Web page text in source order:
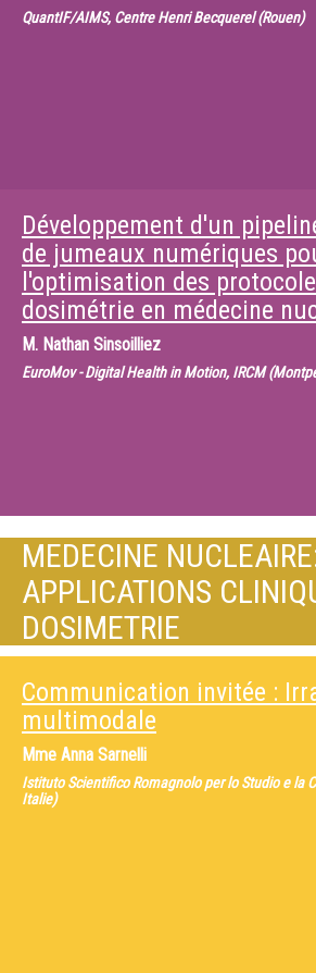
QuantIF/AIMS, Centre Henri Becquerel (Rouen)
Développement d'un
de jumeaux numériques
l'optimisation des
dosimétrie en médecine
M. Nathan Sinsoilliez
EuroMov - Digital Health in Motion, IRCM
MEDECINE
APPLICATIONS
DOSIMETRIE
Communication invitée :
multimodale
Mme Anna Sarnelli
Istituto Scientifico Romagnolo per lo Studio e la
Italie)